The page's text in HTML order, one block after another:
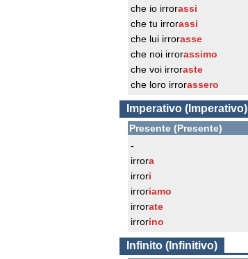
che io irrorassi
che tu irrorassi
che lui irrorasse
che noi irrorassimo
che voi irroraste
che loro irrorassero
Imperativo (Imperativo)
Presente (Presente)
-
irrora
irrori
irroriamo
irrorate
irrorino
Infinito (Infinitivo)